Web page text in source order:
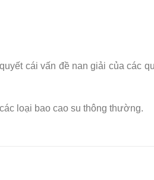
cái vấn đề nan giải của các
loại bao cao su thông thường.